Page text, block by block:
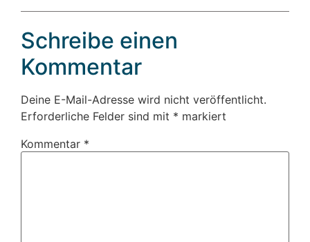
Schreibe einen
Kommentar
Deine E-Mail-Adresse wird nicht veröffentlicht.
Erforderliche Felder sind mit * markiert
Kommentar *